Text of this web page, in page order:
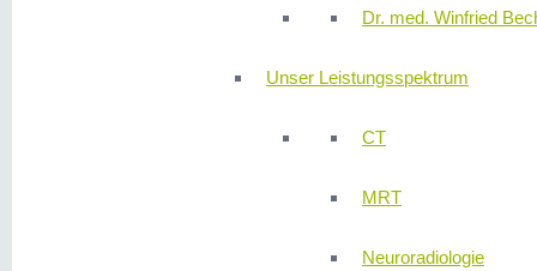
Dr. med. Winfried
Unser Leistungsspektrum
CT
MRT
Neuroradiologie